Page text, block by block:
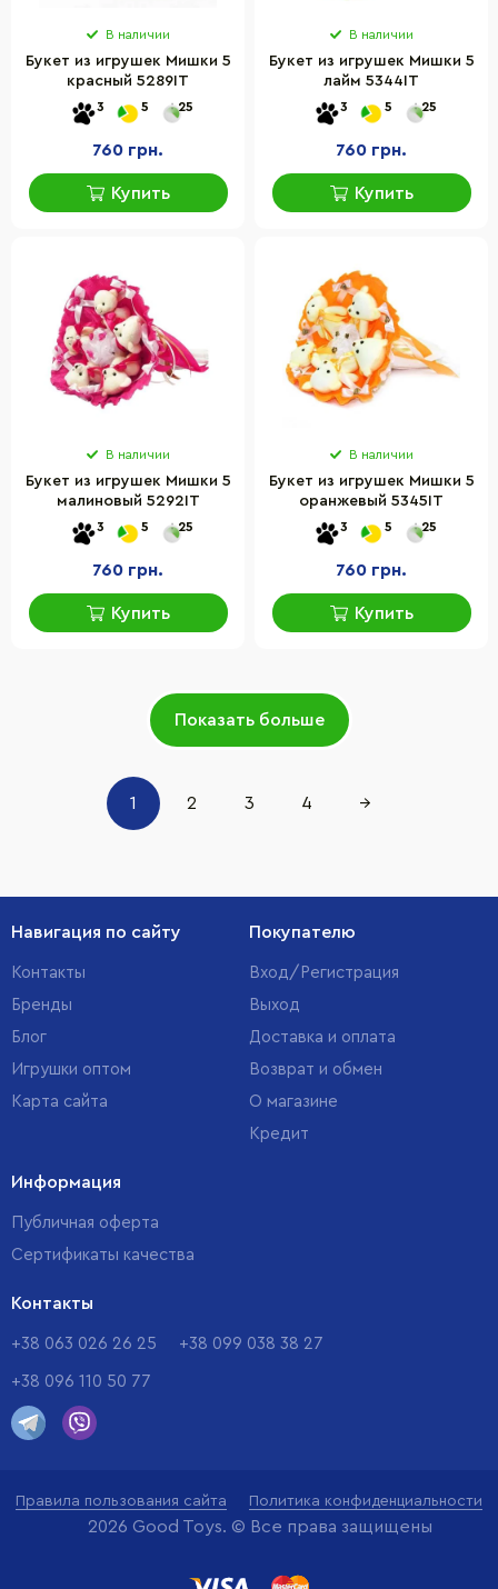
В наличии
Букет из игрушек Мишки 5
красный 5289IT
3 5 25
760 грн.
Купить
В наличии
Букет из игрушек Мишки 5
лайм 5344IT
3 5 25
760 грн.
Купить
В наличии
Букет из игрушек Мишки 5
малиновый 5292IT
3 5 25
760 грн.
Купить
В наличии
Букет из игрушек Мишки 5
оранжевый 5345IT
3 5 25
760 грн.
Купить
Показать больше
1 2 3 4 →
Навигация по сайту
Контакты
Бренды
Блог
Игрушки оптом
Карта сайта
Покупателю
Вход/Регистрация
Выход
Доставка и оплата
Возврат и обмен
О магазине
Кредит
Информация
Публичная оферта
Сертификаты качества
Контакты
+38 063 026 26 25 +38 099 038 38 27
+38 096 110 50 77
Правила пользования сайта Политика конфиденциальности
2026 Good Toys. © Все права защищены